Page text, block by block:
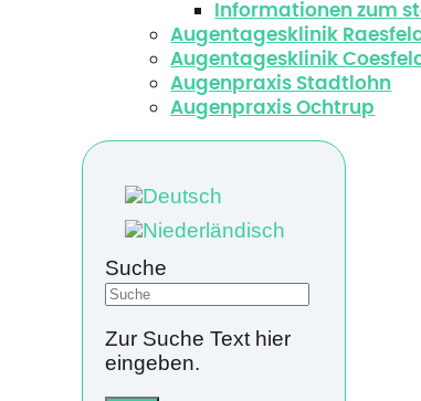
Informationen zum
Augentagesklinik Raesfeld
Augentagesklinik Coesfeld
Augenpraxis Stadtlohn
Augenpraxis Ochtrup
Suche
Zur Suche Text hier
eingeben.